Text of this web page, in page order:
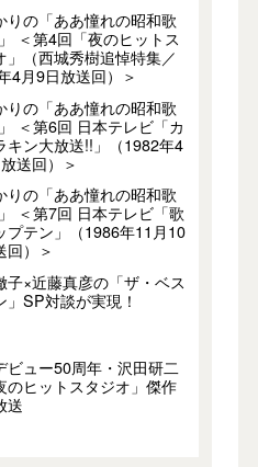
りの「ああ憧れの昭和歌
＜第4回「夜のヒットス
」（西城秀樹追悼特集／
4月9日放送回）＞
りの「ああ憧れの昭和歌
＜第6回 日本テレビ「カ
キン大放送!!」（1982年4
送回）＞
りの「ああ憧れの昭和歌
＜第7回 日本テレビ「歌
プテン」（1986年11月10
回）＞
子×近藤真彦の「ザ・ベス
」SP対談が実現！
ビュー50周年・沢田研二
のヒットスタジオ」傑作
送